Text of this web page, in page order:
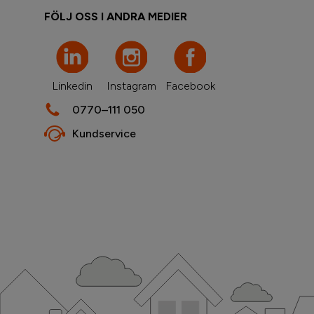
FÖLJ OSS I ANDRA MEDIER
Linkedin Instagram
Facebook
0770–111 050
Kundservice